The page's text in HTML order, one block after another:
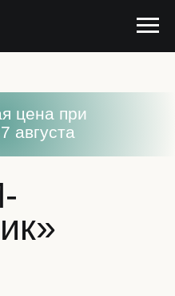
ИИ-
За время